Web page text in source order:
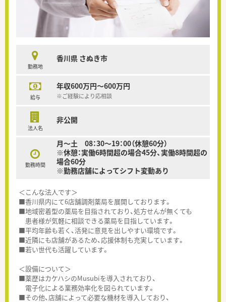
勤務地
香川県 さぬき市
給与
年収600万円～600万円
※ご経験により応相談
法人名
非公開
勤務時間
月～土 08：30～19：00（休憩60分）
※休憩：実働6時間超の場合45分、実働8時間超の
場合60分
※勤務店舗によってシフト変動あり
＜こんな法人です＞
■香川県内にて6店舗調剤薬局を展開しております。
■地域密着型の薬局を目指されており、処方せんが無くても
患者様が気軽に相談できる薬局を目指しています。
■平均年齢も若く、活発に意見を出しやすい環境です。
■近隣にも店舗があるため、応援体制も充実しています。
■若い世代も活躍しています。
＜設備について＞
■薬歴はカケハシのMusubiを導入されており、
電子化による業務効率化を図られています。
■その他、店舗によって必要な機材を導入しており、